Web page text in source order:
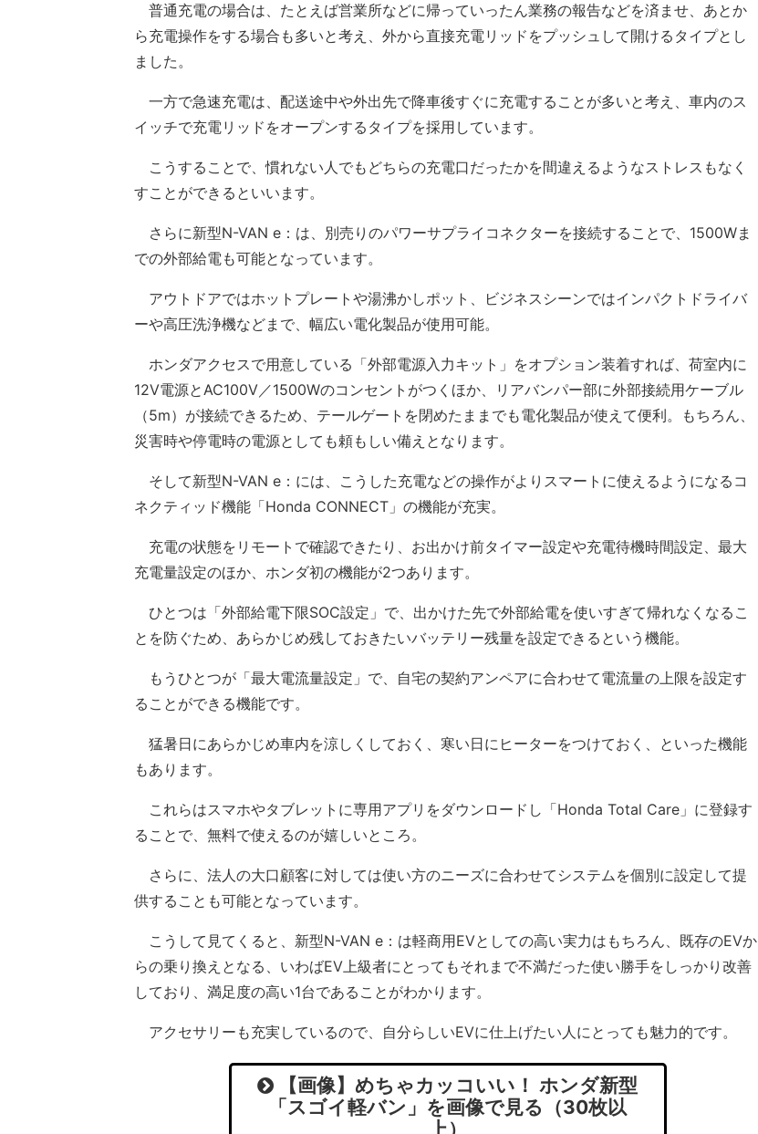
普通充電の場合は、たとえば営業所などに帰っていったん業務の報告などを済ませ、あとか
ら充電操作をする場合も多いと考え、外から直接充電リッドをプッシュして開けるタイプとし
ました。
一方で急速充電は、配送途中や外出先で降車後すぐに充電することが多いと考え、車内のス
イッチで充電リッドをオープンするタイプを採用しています。
こうすることで、慣れない人でもどちらの充電口だったかを間違えるようなストレスもなく
すことができるといいます。
さらに新型N-VAN e：は、別売りのパワーサプライコネクターを接続することで、1500Wま
での外部給電も可能となっています。
アウトドアではホットプレートや湯沸かしポット、ビジネスシーンではインパクトドライバ
ーや高圧洗浄機などまで、幅広い電化製品が使用可能。
ホンダアクセスで用意している「外部電源入力キット」をオプション装着すれば、荷室内に
12V電源とAC100V／1500Wのコンセントがつくほか、リアバンパー部に外部接続用ケーブル
（5m）が接続できるため、テールゲートを閉めたままでも電化製品が使えて便利。もちろん、
災害時や停電時の電源としても頼もしい備えとなります。
そして新型N-VAN e：には、こうした充電などの操作がよりスマートに使えるようになるコ
ネクティッド機能「Honda CONNECT」の機能が充実。
充電の状態をリモートで確認できたり、お出かけ前タイマー設定や充電待機時間設定、最大
充電量設定のほか、ホンダ初の機能が2つあります。
ひとつは「外部給電下限SOC設定」で、出かけた先で外部給電を使いすぎて帰れなくなるこ
とを防ぐため、あらかじめ残しておきたいバッテリー残量を設定できるという機能。
もうひとつが「最大電流量設定」で、自宅の契約アンペアに合わせて電流量の上限を設定す
ることができる機能です。
猛暑日にあらかじめ車内を涼しくしておく、寒い日にヒーターをつけておく、といった機能
もあります。
これらはスマホやタブレットに専用アプリをダウンロードし「Honda Total Care」に登録す
ることで、無料で使えるのが嬉しいところ。
さらに、法人の大口顧客に対しては使い方のニーズに合わせてシステムを個別に設定して提
供することも可能となっています。
こうして見てくると、新型N-VAN e：は軽商用EVとしての高い実力はもちろん、既存のEVか
らの乗り換えとなる、いわばEV上級者にとってもそれまで不満だった使い勝手をしっかり改善
しており、満足度の高い1台であることがわかります。
アクセサリーも充実しているので、自分らしいEVに仕上げたい人にとっても魅力的です。
【画像】めちゃカッコいい！ ホンダ新型
「スゴイ軽バン」を画像で見る（30枚以
上）